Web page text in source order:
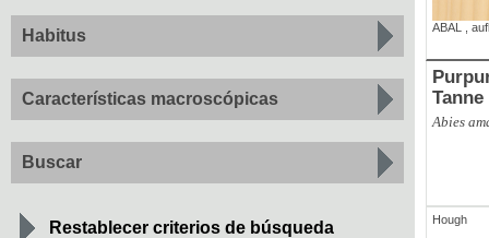
Habitus
Características macroscópicas
Buscar
Restablecer criterios de búsqueda
ABAL
Purpur-
Tanne
Abies
Hough